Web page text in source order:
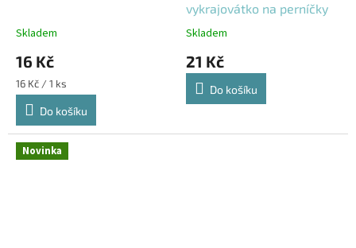
Skladem
16 Kč
Měrná
cena:
16 Kč / 1 ks
Do košíku
vykrajovátko na perníčky
Skladem
21 Kč
Do košíku
Novinka